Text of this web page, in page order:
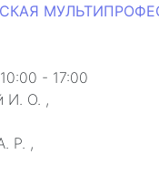
- 17:00
И. О. ,
Р. ,